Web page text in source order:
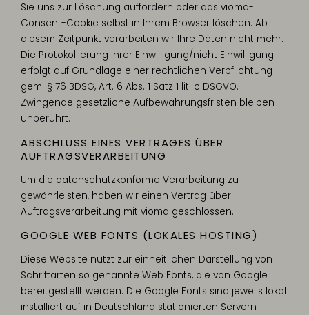
Sie uns zur Löschung auffordern oder das vioma-
Consent-Cookie selbst in Ihrem Browser löschen. Ab
diesem Zeitpunkt verarbeiten wir Ihre Daten nicht mehr.
Die Protokollierung Ihrer Einwilligung/nicht Einwilligung
erfolgt auf Grundlage einer rechtlichen Verpflichtung
gem. § 76 BDSG, Art. 6 Abs. 1 Satz 1 lit. c DSGVO.
Zwingende gesetzliche Aufbewahrungsfristen bleiben
unberührt.
ABSCHLUSS EINES VERTRAGES ÜBER
AUFTRAGSVERARBEITUNG
Um die datenschutzkonforme Verarbeitung zu
gewährleisten, haben wir einen Vertrag über
Auftragsverarbeitung mit vioma geschlossen.
GOOGLE WEB FONTS (LOKALES HOSTING)
Diese Website nutzt zur einheitlichen Darstellung von
Schriftarten so genannte Web Fonts, die von Google
bereitgestellt werden. Die Google Fonts sind jeweils lokal
installiert auf in Deutschland stationierten Servern